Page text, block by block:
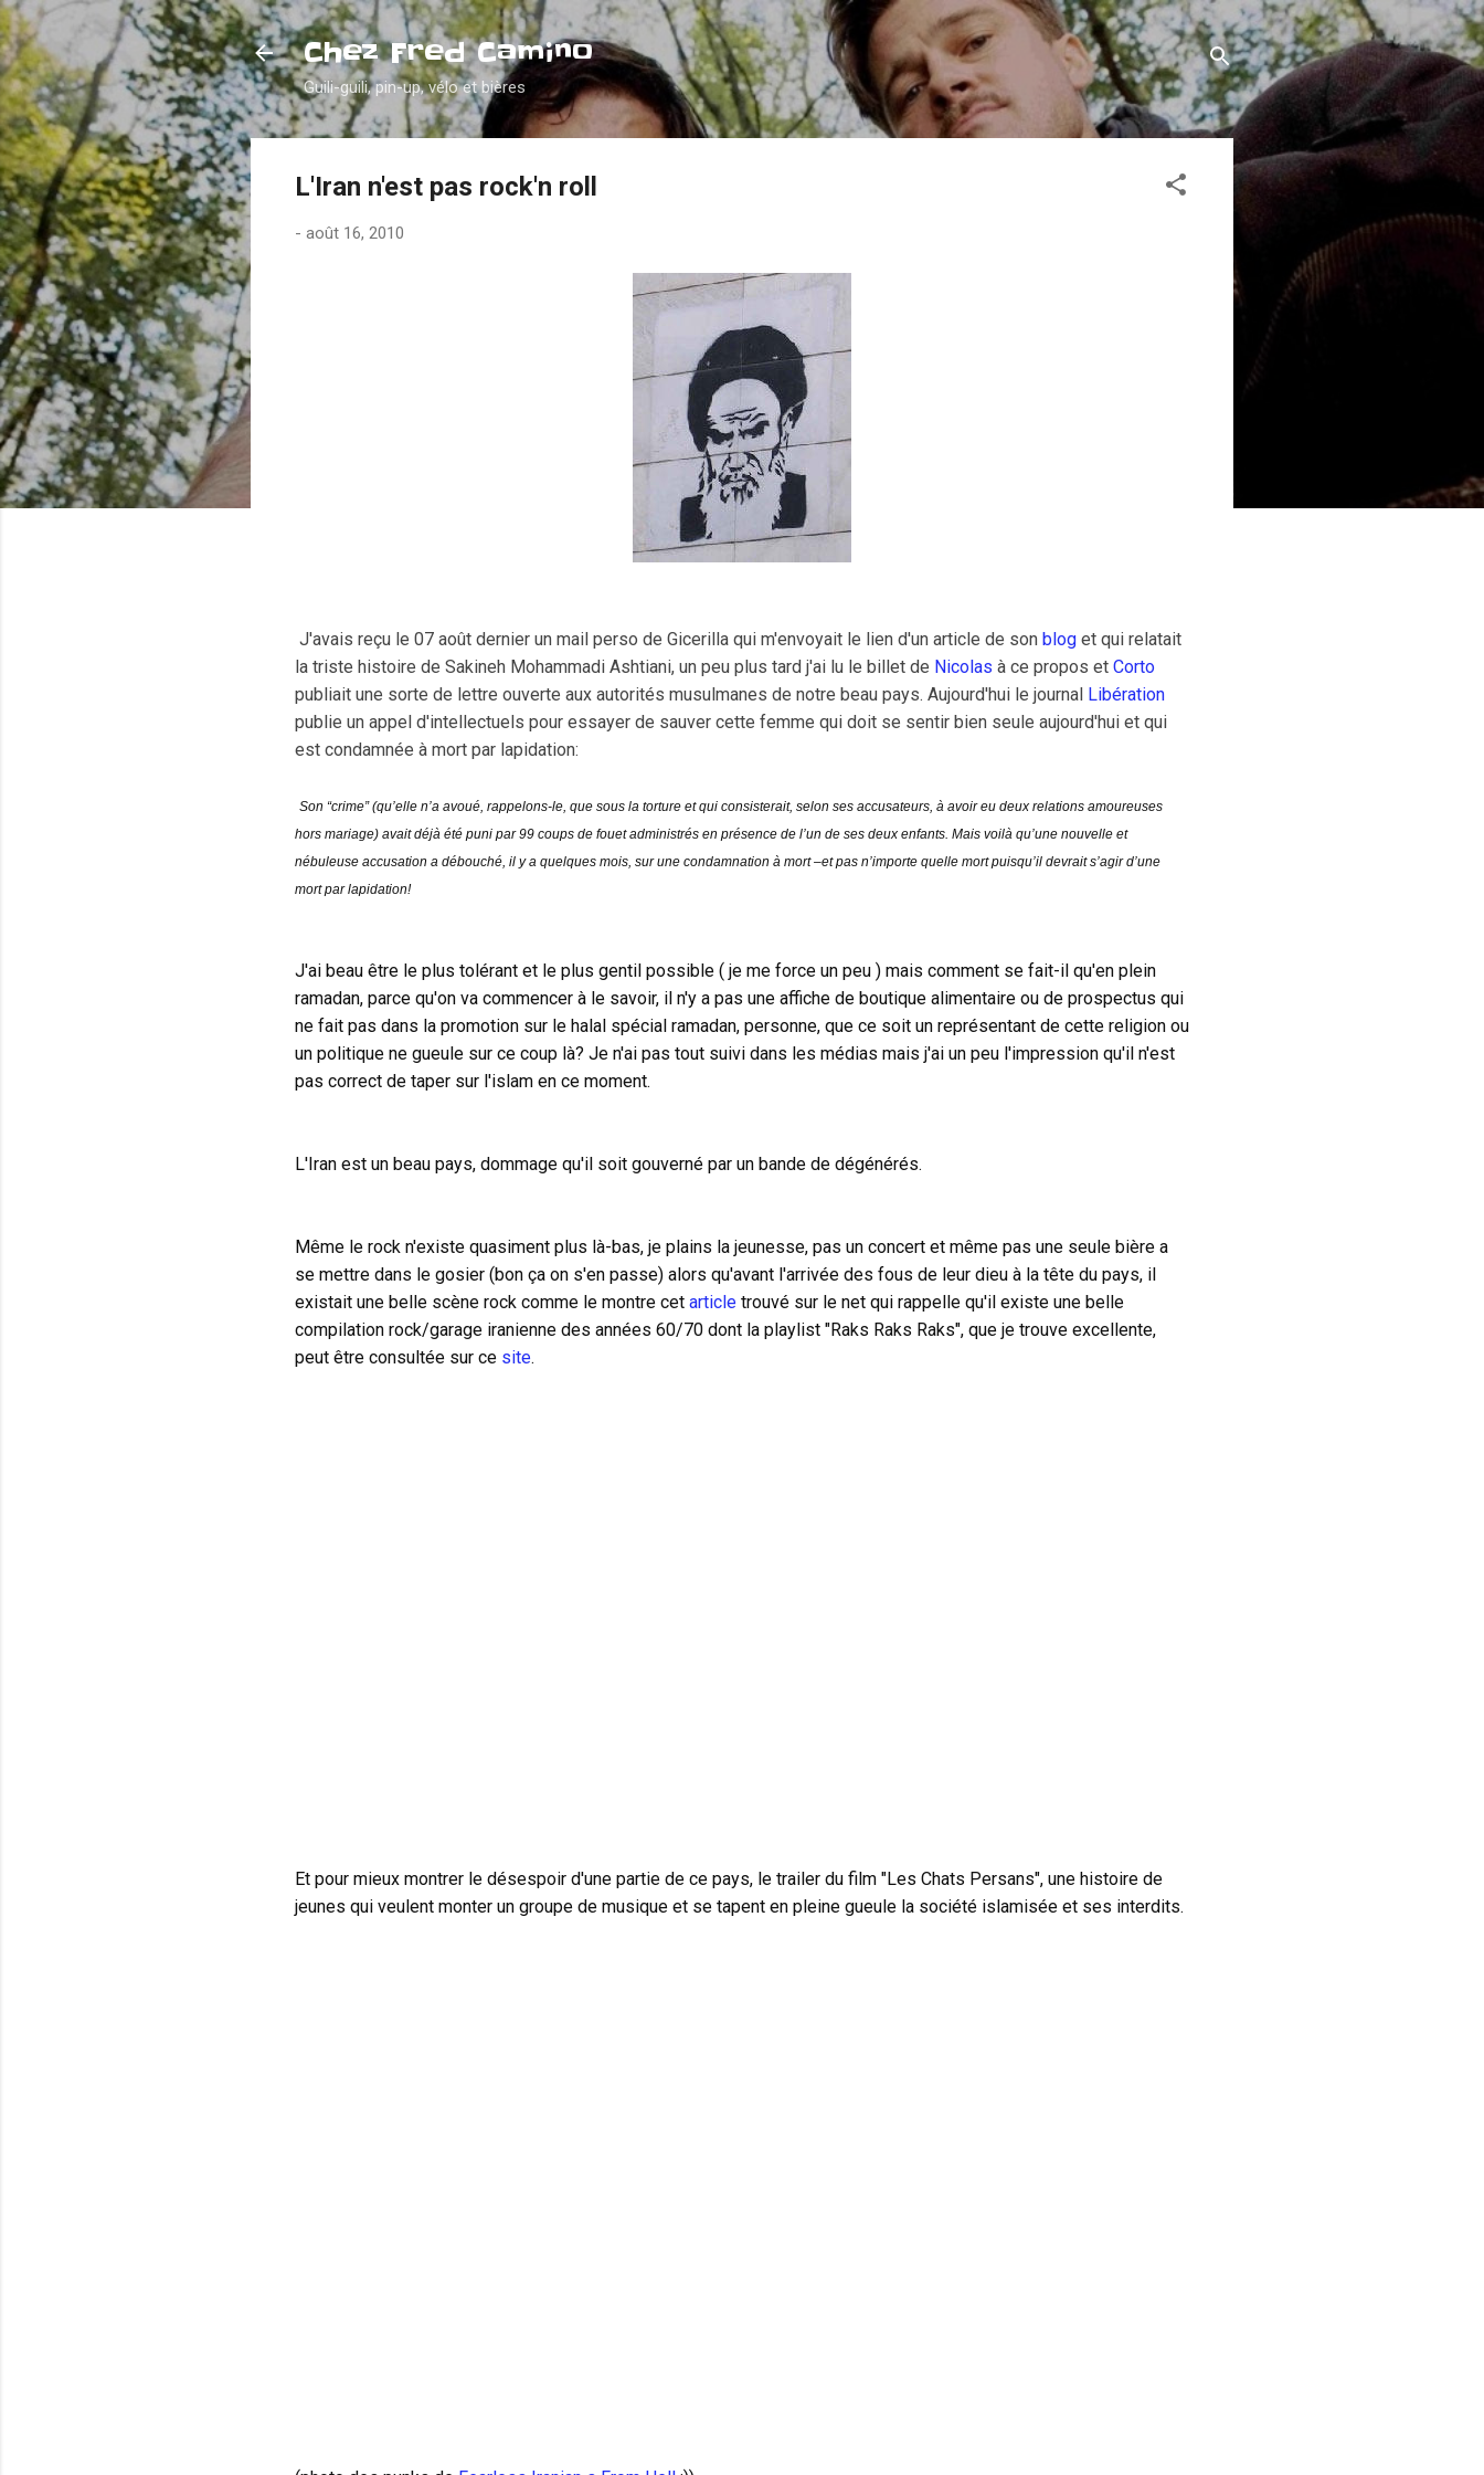
Accéder au contenu principal
Chez Fred Camino
Guili-guili, pin-up, vélo et bières
L'Iran n'est pas rock'n roll
- août 16, 2010
J'avais reçu le 07 août dernier un mail perso de Gicerilla qui m'envoyait le lien d'un article de son blog et qui relatait
la triste histoire de Sakineh Mohammadi Ashtiani, un peu plus tard j'ai lu le billet de Nicolas à ce propos et Corto
publiait une sorte de lettre ouverte aux autorités musulmanes de notre beau pays. Aujourd'hui le journal Libération
publie un appel d'intellectuels pour essayer de sauver cette femme qui doit se sentir bien seule aujourd'hui et qui
est condamnée à mort par lapidation:
Son “crime” (qu’elle n’a avoué, rappelons-le, que sous la torture et qui consisterait, selon ses accusateurs, à avoir eu deux relations amoureuses
hors mariage) avait déjà été puni par 99 coups de fouet administrés en présence de l’un de ses deux enfants. Mais voilà qu’une nouvelle et
nébuleuse accusation a débouché, il y a quelques mois, sur une condamnation à mort –et pas n’importe quelle mort puisqu’il devrait s’agir d’une
mort par lapidation!
J'ai beau être le plus tolérant et le plus gentil possible ( je me force un peu ) mais comment se fait-il qu'en plein
ramadan, parce qu'on va commencer à le savoir, il n'y a pas une affiche de boutique alimentaire ou de prospectus qui
ne fait pas dans la promotion sur le halal spécial ramadan, personne, que ce soit un représentant de cette religion ou
un politique ne gueule sur ce coup là? Je n'ai pas tout suivi dans les médias mais j'ai un peu l'impression qu'il n'est
pas correct de taper sur l'islam en ce moment.
L'Iran est un beau pays, dommage qu'il soit gouverné par un bande de dégénérés.
Même le rock n'existe quasiment plus là-bas, je plains la jeunesse, pas un concert et même pas une seule bière a
se mettre dans le gosier (bon ça on s'en passe) alors qu'avant l'arrivée des fous de leur dieu à la tête du pays, il
existait une belle scène rock comme le montre cet article trouvé sur le net qui rappelle qu'il existe une belle
compilation rock/garage iranienne des années 60/70 dont la playlist "Raks Raks Raks", que je trouve excellente,
peut être consultée sur ce site.
Et pour mieux montrer le désespoir d'une partie de ce pays, le trailer du film "Les Chats Persans", une histoire de
jeunes qui veulent monter un groupe de musique et se tapent en pleine gueule la société islamisée et ses interdits.